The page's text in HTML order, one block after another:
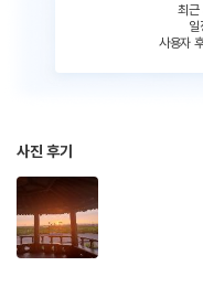
최근
일
사용자
사진 후기